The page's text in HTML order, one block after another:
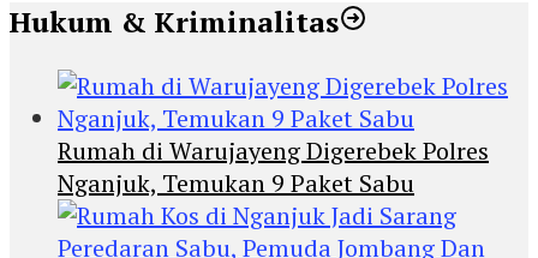
Hukum & Kriminalitas
Rumah di Warujayeng Digerebek Polres
Nganjuk, Temukan 9 Paket Sabu